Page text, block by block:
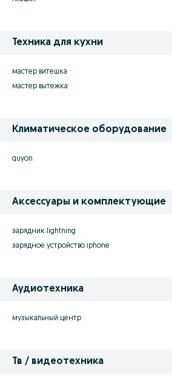
Техника для кухни
мастер витешка
мастер вытежка
Климатическое оборудование
quyon
Аксессуары и комплектующие
зарядник lightning
зарядное устройство iphone
Аудиотехника
музыкальный центр
Тв / видеотехника